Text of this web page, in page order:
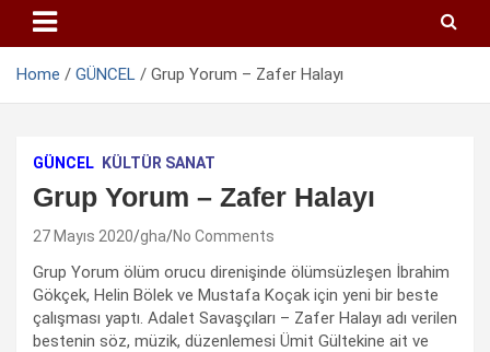
Home GÜNCEL Grup Yorum – Zafer Halayı
GÜNCEL KÜLTÜR SANAT
Grup Yorum – Zafer Halayı
27 Mayıs 2020 gha No Comments
Grup Yorum ölüm orucu direnişinde ölümsüzleşen İbrahim
Gökçek, Helin Bölek ve Mustafa Koçak için yeni bir beste
çalışması yaptı. Adalet Savaşçıları – Zafer Halayı adı verilen
bestenin söz, müzik, düzenlemesi Ümit Gültekine ait ve